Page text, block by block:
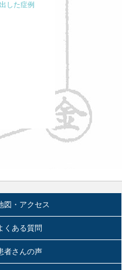
か
した症例
図・アクセス
くある質問
者さんの声